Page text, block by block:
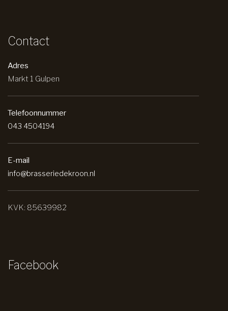
Contact
Adres
Markt 1 Gulpen
Telefoonnummer
043 4504194
E-mail
info@brasseriedekroon.nl
KVK: 85639982
Facebook